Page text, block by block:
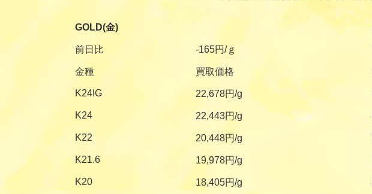
GOLD(金)
前日比 -165円/ｇ
金種 買取価格
K24IG 22,678円/g
K24 22,443円/g
K22 20,448円/g
K21.6 19,978円/g
K20 18,405円/g